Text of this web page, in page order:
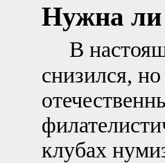
Нужна ли
В
снизился,
клубах